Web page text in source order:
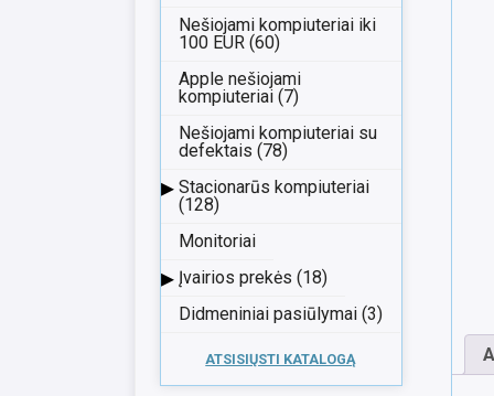
Nešiojami kompiuteriai iki
100 EUR (60)
Apple nešiojami
kompiuteriai (7)
Nešiojami kompiuteriai su
defektais (78)
▸ Stacionarūs kompiuteriai
(128)
Monitoriai
▸ Įvairios prekės (18)
Didmeniniai pasiūlymai (3)
ATSISIŲSTI KATALOGĄ